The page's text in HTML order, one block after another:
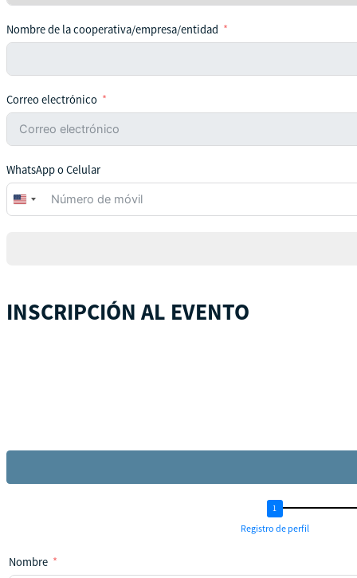
Nombre de la cooperativa/empresa/entidad
Correo electrónico
WhatsApp o Celular
United
States
INSCRIPCIÓN AL EVENTO
Registro de perfil
Nombre